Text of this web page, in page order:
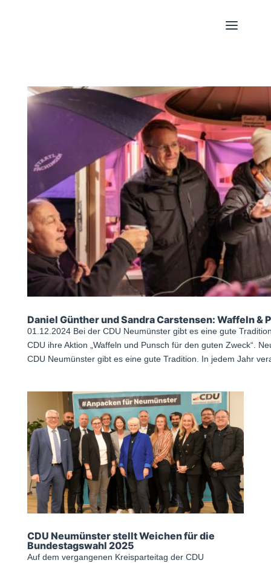
Daniel Günther und Sandra Carstensen: Waffeln &
01.12.2024 Bei der CDU Neumünster gibt es eine gute
CDU ihre Aktion „Waffeln und Punsch für den guten Zweck“.
CDU Neumünster gibt es eine gute Tradition. In jedem Jahr
CDU Neumünster stellt Weichen für die
Bundestagswahl 2025
Auf dem vergangenen Kreisparteitag der CDU